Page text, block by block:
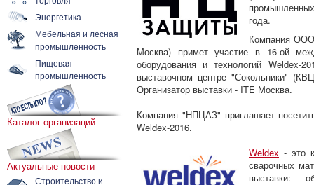
Энергетика
Мебельная и лесная
промышленность
Пищевая
промышленность
Каталог организаций
Актуальные новости
Строительство и
года.
Компания
Москва) примет участие в 16-ой
оборудования и технологий Weldex-
выставочном центре "Сокольники"
Организатор выставки - ITE Москва.
Компания "НПЦАЗ" приглашает
Weldex-2016.
Weldex - это
сварочных
выставки: